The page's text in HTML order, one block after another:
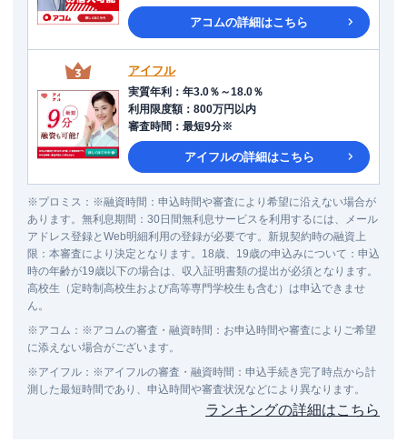
アコムの詳細はこちら
アイフル
実質年利 ： 年3.0％～18.0％
利用限度額 ： 800万円以内
審査時間 ： 最短9分※
アイフルの詳細はこちら
※プロミス ： ※融資時間：申込時間や審査により希望に沿えない場合が
あります。無利息期間：30日間無利息サービスを利用するには、メール
アドレス登録とWeb明細利用の登録が必要です。新規契約時の融資上
限：本審査により決定となります。18歳、19歳の申込みについて：申込
時の年齢が19歳以下の場合は、収入証明書類の提出が必須となります。
高校生（定時制高校生および高等専門学校生も含む）は申込できませ
ん。
※アコム ： ※アコムの審査・融資時間：お申込時間や審査によりご希望
に添えない場合がございます。
※アイフル ： ※アイフルの審査・融資時間：申込手続き完了時点から計
測した最短時間であり、申込時間や審査状況などにより異なります。
ランキングの詳細はこちら